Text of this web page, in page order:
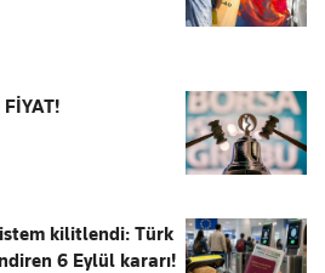
kilitlendi: Türk
6 Eylül kararı!